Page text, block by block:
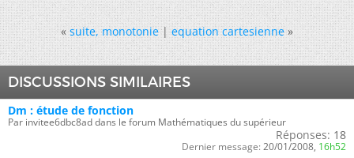
« suite, monotonie|equation cartesienne »
DISCUSSIONS SIMILAIRES
Dm : étude de fonction
Par invitee6dbc8ad dans le forum Mathématiques du supérieur
Réponses: 18
Dernier message: 20/01/2008, 16h52